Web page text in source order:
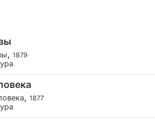
, 1879
, 1877